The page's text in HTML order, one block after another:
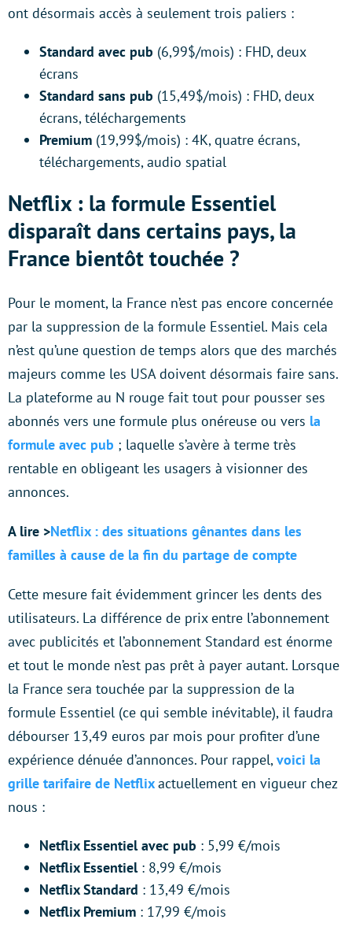
ont désormais accès à seulement trois paliers :
Standard avec pub (6,99$/mois) : FHD, deux
écrans
Standard sans pub (15,49$/mois) : FHD, deux
écrans, téléchargements
Premium (19,99$/mois) : 4K, quatre écrans,
téléchargements, audio spatial
Netflix : la formule Essentiel
disparaît dans certains pays, la
France bientôt touchée ?
Pour le moment, la France n’est pas encore concernée
par la suppression de la formule Essentiel. Mais cela
n’est qu’une question de temps alors que des marchés
majeurs comme les USA doivent désormais faire sans.
La plateforme au N rouge fait tout pour pousser ses
abonnés vers une formule plus onéreuse ou vers la
formule avec pub ; laquelle s’avère à terme très
rentable en obligeant les usagers à visionner des
annonces.
A lire >Netflix : des situations gênantes dans les
familles à cause de la fin du partage de compte
Cette mesure fait évidemment grincer les dents des
utilisateurs. La différence de prix entre l’abonnement
avec publicités et l’abonnement Standard est énorme
et tout le monde n’est pas prêt à payer autant. Lorsque
la France sera touchée par la suppression de la
formule Essentiel (ce qui semble inévitable), il faudra
débourser 13,49 euros par mois pour profiter d’une
expérience dénuée d’annonces. Pour rappel,voici la
grille tarifaire de Netflixactuellement en vigueur chez
nous :
Netflix Essentiel avec pub : 5,99 €/mois
Netflix Essentiel: 8,99 €/mois
Netflix Standard : 13,49 €/mois
Netflix Premium : 17,99 €/mois